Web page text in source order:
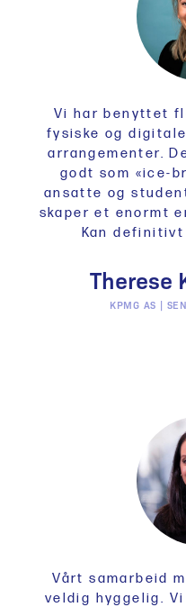
Vi har benyttet
fysiske og
arrangementer.
godt som «ice-
ansatte og
skaper et enormt
Kan
Therese
KPMG AS |
Vårt samarbeid
veldig hyggelig.